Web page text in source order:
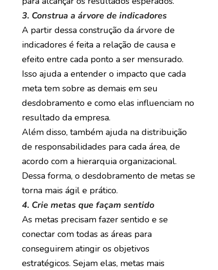
3. Construa a árvore de indicadores
A partir dessa construção da árvore de
indicadores é feita a relação de causa e
efeito entre cada ponto a ser mensurado.
Isso ajuda a entender o impacto que cada
meta tem sobre as demais em seu
desdobramento e como elas influenciam no
resultado da empresa.
Além disso, também ajuda na distribuição
de responsabilidades para cada área, de
acordo com a hierarquia organizacional.
Dessa forma, o desdobramento de metas se
torna mais ágil e prático.
4. Crie metas que façam sentido
As metas precisam fazer sentido e se
conectar com todas as áreas para
conseguirem atingir os objetivos
estratégicos. Sejam elas, metas mais